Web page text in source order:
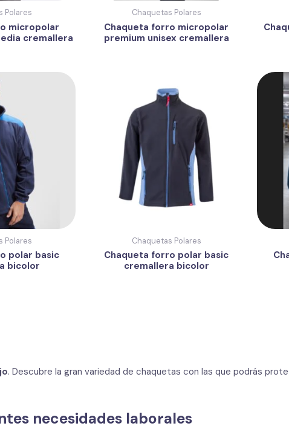
Polares
micropolar
cremallera
Chaquetas Polares
Chaqueta forro micropolar
premium unisex cremallera
Polares
polar basic
bicolor
Chaquetas Polares
Chaqueta forro polar basic
cremallera bicolor
. Descubre la gran variedad de chaquetas con las que podrás
necesidades laborales